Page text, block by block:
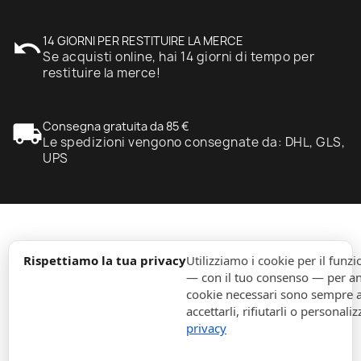
Rispettiamo la tua privacyUtilizziamo i cookie per il
— con il tuo consenso — per
cookie necessari sono
accettarli, rifiutarli o
privacy
undo14 GIORNI PER RESTITUIRE LA MERCE
Se acquisti online, hai 14 giorni di tempo per
restituire la merce!
local_shippingConsegna gratuita da 85 €
Le spedizioni vengono consegnate da: DHL, GLS,
UPS
expand_more
expand_more